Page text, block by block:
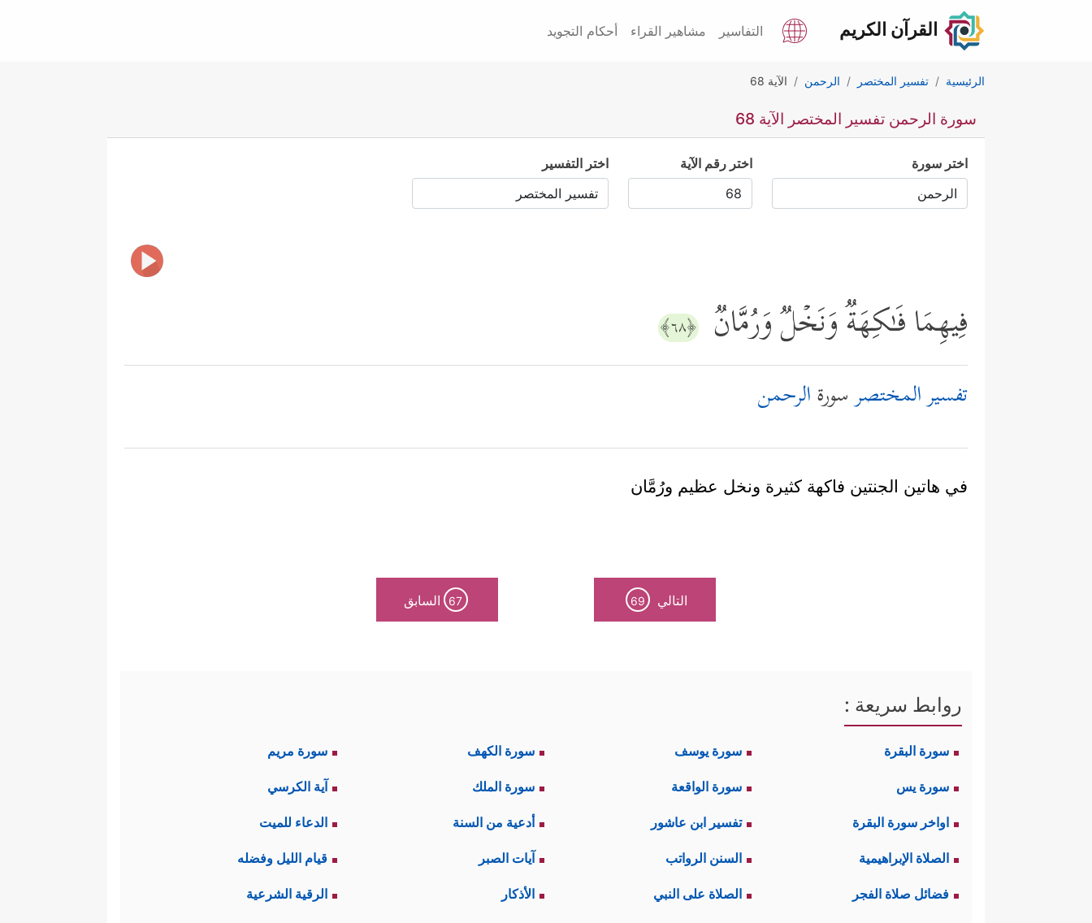
القرآن الكريم التفاسير مشاهير القراء أحكام التجويد
الرئيسية تفسير المختصر الرحمن الآية 68
سورة الرحمن تفسير المختصر الآية 68
اختر سورة اختر رقم الآية اختر التفسير
فِیهِمَا فَـٰكِهَةࣱ وَنَخۡلࣱ وَرُمَّانࣱ ﴿٦٨﴾
تفسير المختصرسورةالرحمن
في هاتين الجنتين فاكهة كثيرة ونخل عظيم ورُمَّان
التالي 69
67 السابق
روابط سريعة :
سورة البقرة سورة يوسف سورة الكهف سورة مريم
سورة يس سورة الواقعة سورة الملك آية الكرسي
اواخر سورة البقرة تفسير ابن عاشور أدعية من السنة الدعاء للميت
الصلاة الإبراهيمية السنن الرواتب آيات الصبر قيام الليل وفضله
فضائل صلاة الفجر الصلاة على النبي الأذكار الرقية الشرعية